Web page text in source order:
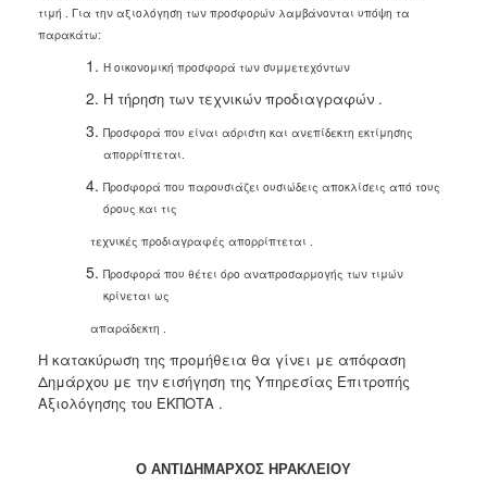
τιμή . Για την αξιολόγηση των προσφορών λαμβάνονται υπόψη τα
παρακάτω:
Η οικονομική προσφορά των συμμετεχόντων
Η τήρηση των τεχνικών προδιαγραφών .
Προσφορά που είναι αόριστη και ανεπίδεκτη εκτίμησης
απορρίπτεται.
Προσφορά που παρουσιάζει ουσιώδεις αποκλίσεις από τους
όρους και τις
τεχνικές προδιαγραφές απορρίπτεται .
Προσφορά που θέτει όρο αναπροσαρμογής των τιμών
κρίνεται ως
απαράδεκτη .
Η κατακύρωση της προμήθεια θα γίνει με απόφαση
Δημάρχου με την εισήγηση της Υπηρεσίας Επιτροπής
Αξιολόγησης του ΕΚΠΟΤΑ .
Ο ΑΝΤΙΔΗΜΑΡΧΟΣ ΗΡΑΚΛΕΙΟΥ